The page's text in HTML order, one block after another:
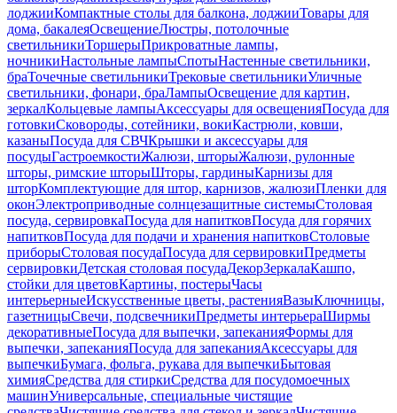
лоджииКомпактные столы для балкона, лоджииТовары для
дома, бакалеяОсвещениеЛюстры, потолочные
светильникиТоршерыПрикроватные лампы,
ночникиНастольные лампыСпотыНастенные светильники,
браТочечные светильникиТрековые светильникиУличные
светильники, фонари, браЛампыОсвещение для картин,
зеркалКольцевые лампыАксессуары для освещенияПосуда для
готовкиСковороды, сотейники, вокиКастрюли, ковши,
казаныПосуда для СВЧКрышки и аксессуары для
посудыГастроемкостиЖалюзи, шторыЖалюзи, рулонные
шторы, римские шторыШторы, гардиныКарнизы для
шторКомплектующие для штор, карнизов, жалюзиПленки для
оконЭлектроприводные солнцезащитные системыСтоловая
посуда, сервировкаПосуда для напитковПосуда для горячих
напитковПосуда для подачи и хранения напитковСтоловые
приборыСтоловая посудаПосуда для сервировкиПредметы
сервировкиДетская столовая посудаДекорЗеркалаКашпо,
стойки для цветовКартины, постерыЧасы
интерьерныеИскусственные цветы, растенияВазыКлючницы,
газетницыСвечи, подсвечникиПредметы интерьераШирмы
декоративныеПосуда для выпечки, запеканияФормы для
выпечки, запеканияПосуда для запеканияАксессуары для
выпечкиБумага, фольга, рукава для выпечкиБытовая
химияСредства для стиркиСредства для посудомоечных
машинУниверсальные, специальные чистящие